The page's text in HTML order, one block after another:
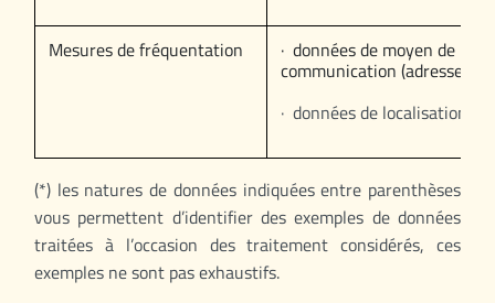
Mesures de fréquentation · données de moyen de
communication (adresse
· données de localisation,
(*) les natures de données indiquées entre parenthèses
vous permettent d’identifier des exemples de données
traitées à l’occasion des traitement considérés, ces
exemples ne sont pas exhaustifs.